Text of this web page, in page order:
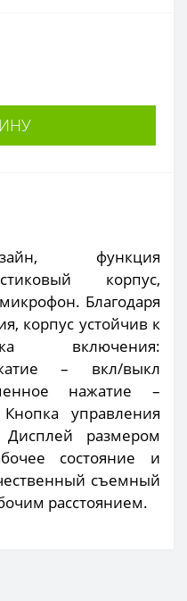
функция
корпус,
Благодаря
корпус устойчив к
включения:
– вкл/выкл
нажатие –
управления
размером
состояние и
съемный
расстоянием.